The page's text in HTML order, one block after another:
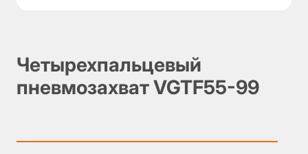
компоненты
Аксессуары
Четырехпальцевый
пневмозахват VGTF55-99